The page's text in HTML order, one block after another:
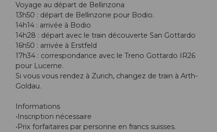
Voyage au départ de Bellinzona
13h50 : départ de Bellinzone pour Bodio.
14h14 : arrivée à Bodio
14h28 : départ avec le train découverte San Gottardo
16h50 : arrivée à Erstfeld
17h34 : correspondance avec le Treno Gottardo IR26
pour Lucerne.
Si vous vous rendez à Zurich, changez de train à Arth-
Goldau.
Informations
•Inscription nécessaire
•Prix forfaitaires par personne en francs suisses.